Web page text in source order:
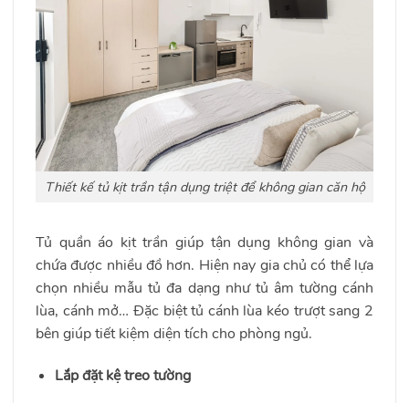
Thiết kế tủ kịt trần tận dụng triệt để không gian căn hộ
Tủ quần áo kịt trần giúp tận dụng không gian và
chứa được nhiều đồ hơn. Hiện nay gia chủ có thể lựa
chọn nhiều mẫu tủ đa dạng như tủ âm tường cánh
lùa, cánh mở… Đặc biệt tủ cánh lùa kéo trượt sang 2
bên giúp tiết kiệm diện tích cho phòng ngủ.
Lắp đặt kệ treo tường